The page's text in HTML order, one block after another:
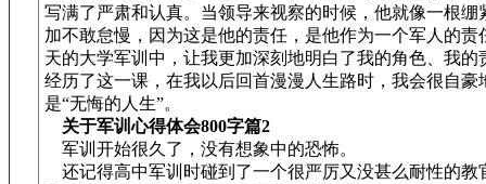
写满了严肃和认真。当领导来视察的时候，他就像一根绷
加不敢怠慢，因为这是他的责任，是他作为一个军人的责
天的大学军训中，让我更加深刻地明白了我的角色、我的
经历了这一课，在我以后回首漫漫人生路时，我会很自豪
是“无悔的人生”。
关于军训心得体会800字篇2
军训开始很久了，没有想象中的恐怖。
还记得高中军训时碰到了一个很严厉又没甚么耐性的教